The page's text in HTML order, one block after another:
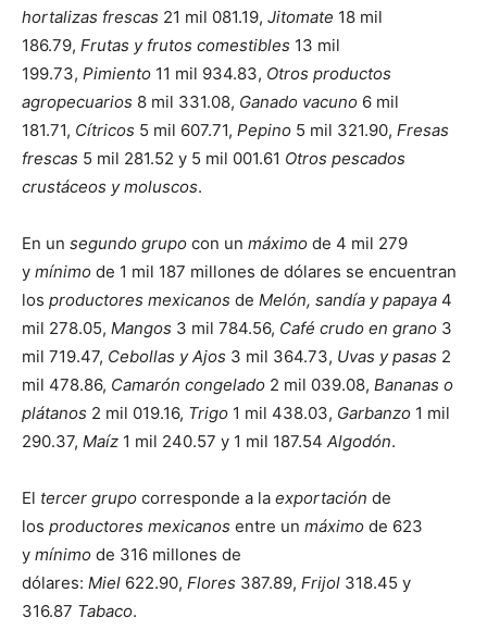
hortalizas frescas 21 mil 081.19, Jitomate 18 mil
186.79, Frutas y frutos comestibles 13 mil
199.73, Pimiento 11 mil 934.83, Otros productos
agropecuarios 8 mil 331.08, Ganado vacuno 6 mil
181.71, Cítricos 5 mil 607.71, Pepino 5 mil 321.90, Fresas
frescas 5 mil 281.52 y 5 mil 001.61 Otros pescados
crustáceos y moluscos.
En un segundo grupo con un máximo de 4 mil 279
y mínimo de 1 mil 187 millones de dólares se encuentran
los productores mexicanos de Melón, sandía y papaya 4
mil 278.05, Mangos 3 mil 784.56, Café crudo en grano 3
mil 719.47, Cebollas y Ajos 3 mil 364.73, Uvas y pasas 2
mil 478.86, Camarón congelado 2 mil 039.08, Bananas o
plátanos 2 mil 019.16, Trigo 1 mil 438.03, Garbanzo 1 mil
290.37, Maíz 1 mil 240.57 y 1 mil 187.54 Algodón.
El tercer grupo corresponde a la exportación de
los productores mexicanos entre un máximo de 623
y mínimo de 316 millones de
dólares: Miel 622.90, Flores 387.89, Frijol 318.45 y
316.87 Tabaco.